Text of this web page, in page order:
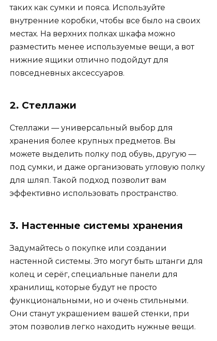
таких как сумки и пояса. Используйте
внутренние коробки, чтобы все было на своих
местах. На верхних полках шкафа можно
разместить менее используемые вещи, а вот
нижние ящики отлично подойдут для
повседневных аксессуаров.
2. Стеллажи
Стеллажи — универсальный выбор для
хранения более крупных предметов. Вы
можете выделить полку под обувь, другую —
под сумки, и даже организовать угловую полку
для шляп. Такой подход позволит вам
эффективно использовать пространство.
3. Настенные системы хранения
Задумайтесь о покупке или создании
настенной системы. Это могут быть штанги для
колец и серёг, специальные панели для
хранилищ, которые будут не просто
функциональными, но и очень стильными.
Они станут украшением вашей стенки, при
этом позволив легко находить нужные вещи.